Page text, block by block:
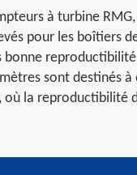
à turbine
pour les boîtiers
bonne
sont destinés
la reproductibilité